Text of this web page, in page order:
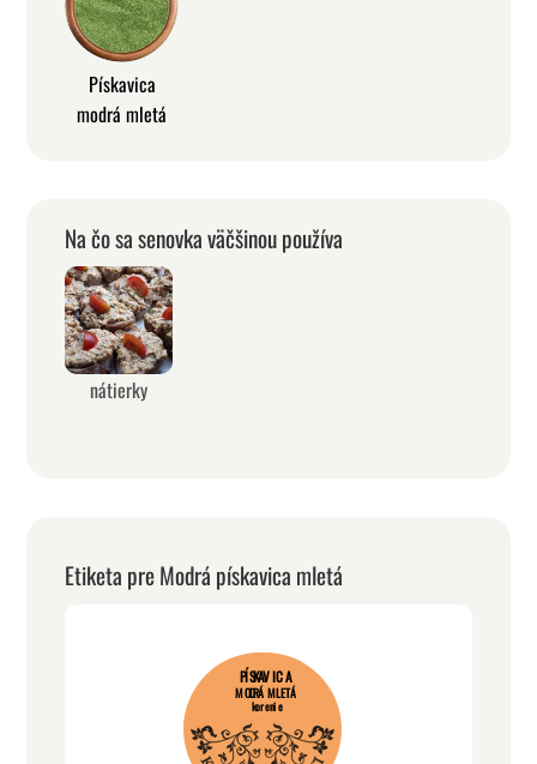
Pískavica
modrá mletá
Na čo sa senovka väčšinou používa
nátierky
Etiketa pre Modrá pískavica mletá
PÍSKAVICA
MODRÁ MLETÁ
korenie